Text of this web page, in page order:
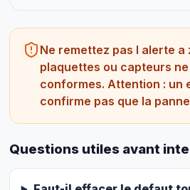
Ne remettez pas l alerte a
plaquettes ou capteurs
conformes. Attention : un
confirme pas que la
Questions utiles avant